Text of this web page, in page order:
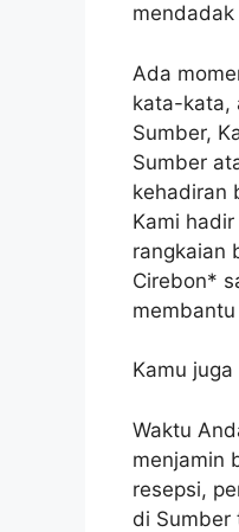
Ada
kata-kata,
Sumber,
Sumber
kehadiran
Kami
rangkaian
Cirebon*
Kamu
Waktu
menjamin
resepsi,
di Sumber